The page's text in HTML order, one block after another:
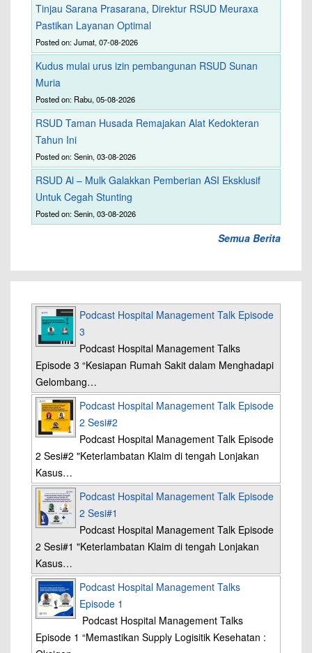
Tinjau Sarana Prasarana, Direktur RSUD Meuraxa
Pastikan Layanan Optimal
Posted on: Jumat, 07-08-2026
Kudus mulai urus izin pembangunan RSUD Sunan
Muria
Posted on: Rabu, 05-08-2026
RSUD Taman Husada Remajakan Alat Kedokteran
Tahun Ini
Posted on: Senin, 03-08-2026
RSUD Al – Mulk Galakkan Pemberian ASI Eksklusif
Untuk Cegah Stunting
Posted on: Senin, 03-08-2026
Semua Berita
Podcast Hospital Management Talk Episode
3
Podcast Hospital Management Talks
Episode 3 “Kesiapan Rumah Sakit dalam Menghadapi
Gelombang…
Podcast Hospital Management Talk Episode
2 Sesi#2
Podcast Hospital Management Talk Episode
2 Sesi#2 "Keterlambatan Klaim di tengah Lonjakan
Kasus…
Podcast Hospital Management Talk Episode
2 Sesi#1
Podcast Hospital Management Talk Episode
2 Sesi#1 "Keterlambatan Klaim di tengah Lonjakan
Kasus…
Podcast Hospital Management Talks
Episode 1
Podcast Hospital Management Talks
Episode 1 “Memastikan Supply Logisitik Kesehatan :